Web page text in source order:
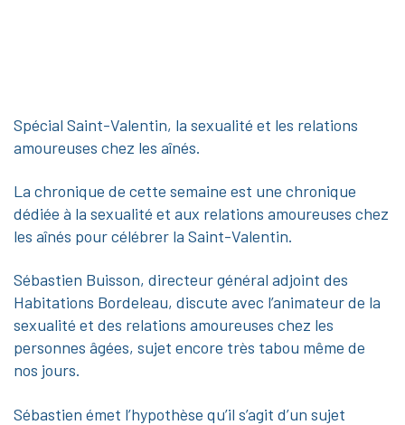
Spécial Saint-Valentin, la sexualité et les relations
amoureuses chez les aînés.
La chronique de cette semaine est une chronique
dédiée à la sexualité et aux relations amoureuses chez
les aînés pour célébrer la Saint-Valentin.
Sébastien Buisson, directeur général adjoint des
Habitations Bordeleau, discute avec l’animateur de la
sexualité et des relations amoureuses chez les
personnes âgées, sujet encore très tabou même de
nos jours.
Sébastien émet l’hypothèse qu’il s’agit d’un sujet